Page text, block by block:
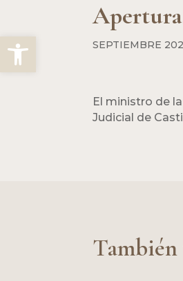
Abrir barra de herramientas
SEPTIEMBRE
El ministro de
Judicial de